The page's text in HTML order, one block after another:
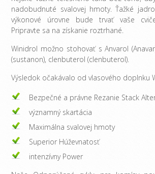
nadobudnuté svalovej hmoty. Ťažké
výkonové úrovne bude trvať vaše
Pripravte sa na získanie roztrhané.
Winidrol možno stohovať s Anvarol
(sustanon), clenbuterol (clenbuterol).
Výsledok očakávalo od vlasového doplnku
Bezpečné a právne Rezanie Stack
významný skartácia
Maximálna svalovej hmoty
Superior Húževnatosť
intenzívny Power